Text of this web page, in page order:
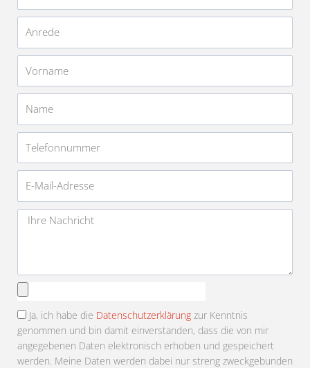
Mail-
Adresse
Nachricht
Anhang
Ja, ich habe die Datenschutzerklärung zur Kenntnis
genommen und bin damit einverstanden, dass die von mir
angegebenen Daten elektronisch erhoben und gespeichert
werden. Meine Daten werden dabei nur streng zweckgebunden